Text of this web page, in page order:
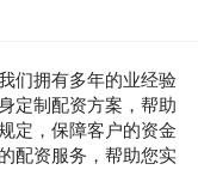
们拥有多年的业经验
定制配资方案，帮助
定，保障客户的资金
配资服务，帮助您实